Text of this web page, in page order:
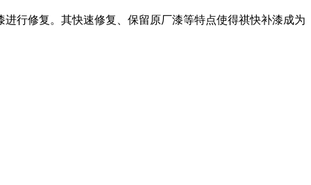
行修复。其快速修复、保留原厂漆等特点使得祺快补漆成为